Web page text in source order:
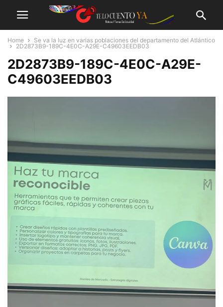
Home
Se va la luz en varias poblaciones del departamento del Atlántico
2D2873B9-189C-4E0C-A29E-C49603EEDB03
2D2873B9-189C-4E0C-A29E-
C49603EEDB03